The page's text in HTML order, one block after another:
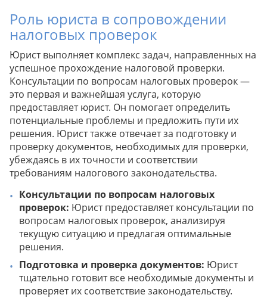
Роль юриста в сопровождении
налоговых проверок
Юрист выполняет комплекс задач, направленных на
успешное прохождение налоговой проверки.
Консультации по вопросам налоговых проверок —
это первая и важнейшая услуга, которую
предоставляет юрист. Он помогает определить
потенциальные проблемы и предложить пути их
решения. Юрист также отвечает за подготовку и
проверку документов, необходимых для проверки,
убеждаясь в их точности и соответствии
требованиям налогового законодательства.
Консультации по вопросам налоговых
проверок: Юрист предоставляет консультации по
вопросам налоговых проверок, анализируя
текущую ситуацию и предлагая оптимальные
решения.
Подготовка и проверка документов: Юрист
тщательно готовит все необходимые документы и
проверяет их соответствие законодательству.